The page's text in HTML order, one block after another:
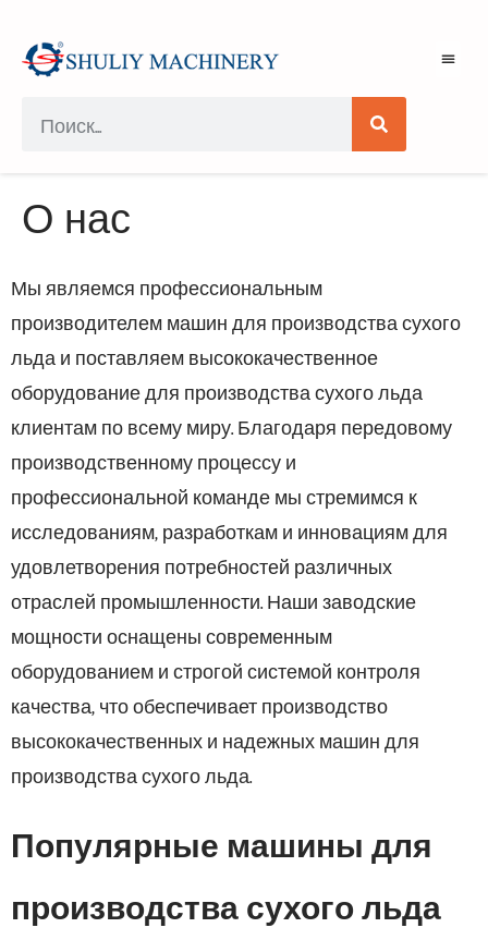
О нас
Мы являемся профессиональным
производителем машин для производства сухого
льда и поставляем высококачественное
оборудование для производства сухого льда
клиентам по всему миру. Благодаря передовому
производственному процессу и
профессиональной команде мы стремимся к
исследованиям, разработкам и инновациям для
удовлетворения потребностей различных
отраслей промышленности. Наши заводские
мощности оснащены современным
оборудованием и строгой системой контроля
качества, что обеспечивает производство
высококачественных и надежных машин для
производства сухого льда.
Популярные машины для
производства сухого льда